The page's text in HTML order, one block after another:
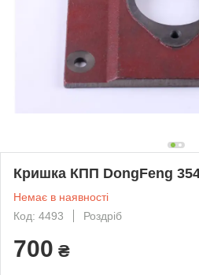
Кришка КПП DongFeng
Немає в наявності
Код: 4493
Роздріб
700 ₴